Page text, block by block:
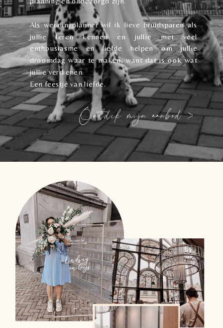
Ontdek mijn aanbod >
Als weddingplanner wil ik lieve bruidsparen als
jullie leren kennen en jullie met veel
enthousiasme en liefde helpen om jullie
droomdag waar te maken, want dat is ook wat
jullie verdienen.
Een feestje van liefde.